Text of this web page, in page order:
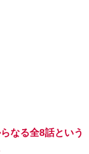
なる全8話という